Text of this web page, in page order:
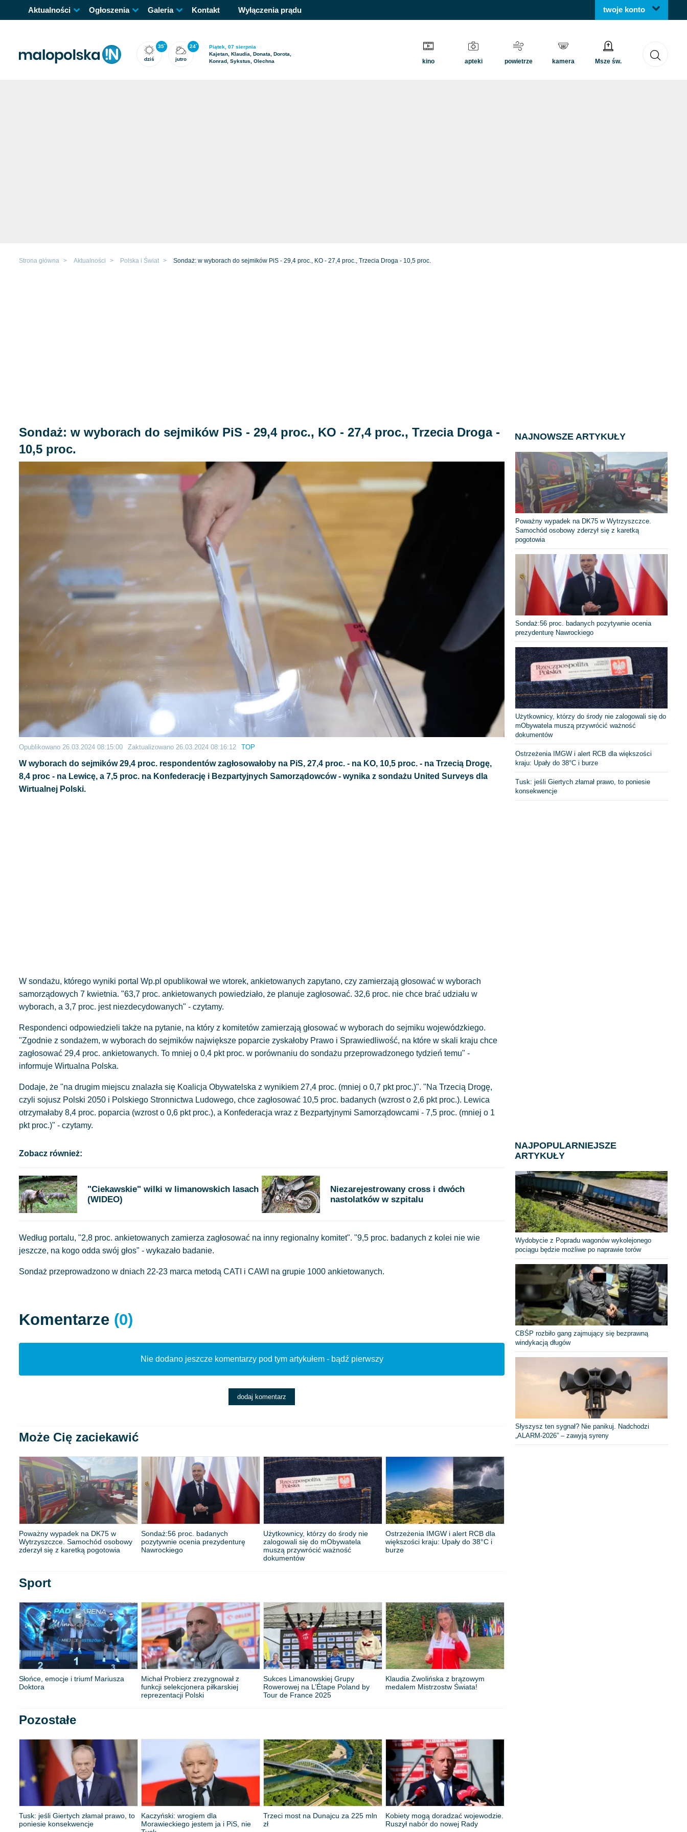
Aktualności Ogłoszenia Galeria Kontakt Wyłączenia prądu twoje konto
35°
dziś
24°
jutro
Piątek, 07 sierpnia
Kajetan, Klaudia, Donata, Dorota,
Konrad, Sykstus, Olechna
kino apteki powietrze kamera Msze św.
Strona główna Aktualności Polska i Świat Sondaż: w wyborach do sejmików PiS - 29,4 proc., KO - 27,4 proc., Trzecia Droga - 10,5 proc.
Sondaż: w wyborach do sejmików PiS - 29,4 proc., KO - 27,4 proc., Trzecia Droga -
10,5 proc.
Opublikowano 26.03.2024 08:15:00 Zaktualizowano 26.03.2024 08:16:12 TOP
W wyborach do sejmików 29,4 proc. respondentów zagłosowałoby na PiS, 27,4 proc. - na KO, 10,5 proc. - na Trzecią Drogę,
8,4 proc - na Lewicę, a 7,5 proc. na Konfederację i Bezpartyjnych Samorządowców - wynika z sondażu United Surveys dla
Wirtualnej Polski.
W sondażu, którego wyniki portal Wp.pl opublikował we wtorek, ankietowanych zapytano, czy zamierzają głosować w wyborach
samorządowych 7 kwietnia. "63,7 proc. ankietowanych powiedziało, że planuje zagłosować. 32,6 proc. nie chce brać udziału w
wyborach, a 3,7 proc. jest niezdecydowanych" - czytamy.
Respondenci odpowiedzieli także na pytanie, na który z komitetów zamierzają głosować w wyborach do sejmiku wojewódzkiego.
"Zgodnie z sondażem, w wyborach do sejmików największe poparcie zyskałoby Prawo i Sprawiedliwość, na które w skali kraju chce
zagłosować 29,4 proc. ankietowanych. To mniej o 0,4 pkt proc. w porównaniu do sondażu przeprowadzonego tydzień temu" -
informuje Wirtualna Polska.
Dodaje, że "na drugim miejscu znalazła się Koalicja Obywatelska z wynikiem 27,4 proc. (mniej o 0,7 pkt proc.)". "Na Trzecią Drogę,
czyli sojusz Polski 2050 i Polskiego Stronnictwa Ludowego, chce zagłosować 10,5 proc. badanych (wzrost o 2,6 pkt proc.). Lewica
otrzymałaby 8,4 proc. poparcia (wzrost o 0,6 pkt proc.), a Konfederacja wraz z Bezpartyjnymi Samorządowcami - 7,5 proc. (mniej o 1
pkt proc.)" - czytamy.
Zobacz również:
"Ciekawskie" wilki w limanowskich lasach
(WIDEO)
Niezarejestrowany cross i dwóch
nastolatków w szpitalu
Według portalu, "2,8 proc. ankietowanych zamierza zagłosować na inny regionalny komitet". "9,5 proc. badanych z kolei nie wie
jeszcze, na kogo odda swój głos" - wykazało badanie.
Sondaż przeprowadzono w dniach 22-23 marca metodą CATI i CAWI na grupie 1000 ankietowanych.
Komentarze (0)
Nie dodano jeszcze komentarzy pod tym artykułem - bądź pierwszy
dodaj komentarz
Może Cię zaciekawić
Poważny wypadek na DK75 w
Wytrzyszczce. Samochód osobowy
zderzył się z karetką pogotowia
​Sondaż:56 proc. badanych
pozytywnie ocenia prezydenturę
Nawrockiego
Użytkownicy, którzy do środy nie
zalogowali się do mObywatela
muszą przywrócić ważność
dokumentów
Ostrzeżenia IMGW i alert RCB dla
większości kraju: Upały do 38°C i
burze
Sport
Słońce, emocje i triumf Mariusza
Doktora
Michał Probierz zrezygnował z
funkcji selekcjonera piłkarskiej
reprezentacji Polski
Sukces Limanowskiej Grupy
Rowerowej na L’Étape Poland by
Tour de France 2025
Klaudia Zwolińska z brązowym
medalem Mistrzostw Świata!
Pozostałe
Tusk: jeśli Giertych złamał prawo, to
poniesie konsekwencje
Kaczyński: wrogiem dla
Morawieckiego jestem ja i PiS, nie
Trzeci most na Dunajcu za 225 mln
zł
Kobiety mogą doradzać wojewodzie.
Ruszył nabór do nowej Rady
NAJNOWSZE ARTYKUŁY
Poważny wypadek na DK75 w Wytrzyszczce.
Samochód osobowy zderzył się z karetką
pogotowia
​Sondaż:56 proc. badanych pozytywnie ocenia
prezydenturę Nawrockiego
Użytkownicy, którzy do środy nie zalogowali się do
mObywatela muszą przywrócić ważność
dokumentów
Ostrzeżenia IMGW i alert RCB dla większości
kraju: Upały do 38°C i burze
Tusk: jeśli Giertych złamał prawo, to poniesie
konsekwencje
NAJPOPULARNIEJSZE
ARTYKUŁY
Wydobycie z Popradu wagonów wykolejonego
pociągu będzie możliwe po naprawie torów
CBŚP rozbiło gang zajmujący się bezprawną
windykacją długów
Słyszysz ten sygnał? Nie panikuj. Nadchodzi
„ALARM-2026” – zawyją syreny